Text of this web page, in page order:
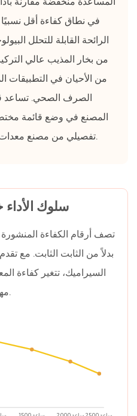
في نطاق كفاءة أقل
الرائحة القابلة للتحلل
من بخار المذيب عالي
من الأحيان في التطبيقات
الصرف الصحي. تساعد
المصنع في وضع قائمة
تفصيلي من مصنع معدات معالجة غاز النفايات العضوية.
سلوك
تصف أرقام الكفاءة المنشورة
بدلاً من الثابت الثابت. مع
السيراميك، تتغير كفاءة
مهم لتحديد فترات صيانة واقعية.